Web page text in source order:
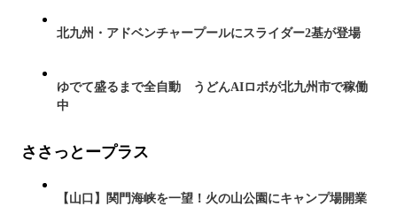
北九州・アドベンチャープールにスライダー2基が登場
ゆでて盛るまで全自動 うどんAIロボが北九州市で稼働
中
ささっとープラス
【山口】関門海峡を一望！火の山公園にキャンプ場開業